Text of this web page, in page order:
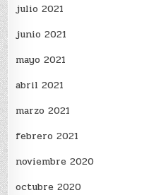
julio 2021
junio 2021
mayo 2021
abril 2021
marzo 2021
febrero 2021
noviembre 2020
octubre 2020